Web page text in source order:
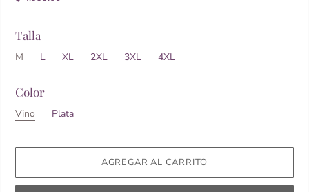
Talla
M L XL 2XL 3XL 4XL
Color
Vino Plata